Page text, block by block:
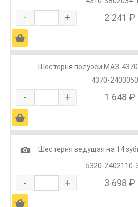
- + 2 241 ₽
Ä
Шестерня полуоси МАЗ-
4370-2403050
- + 1 648 ₽
Ä
1
Шестерня ведущая на 14
5320-2402110-
- + 3 698 ₽
Ä